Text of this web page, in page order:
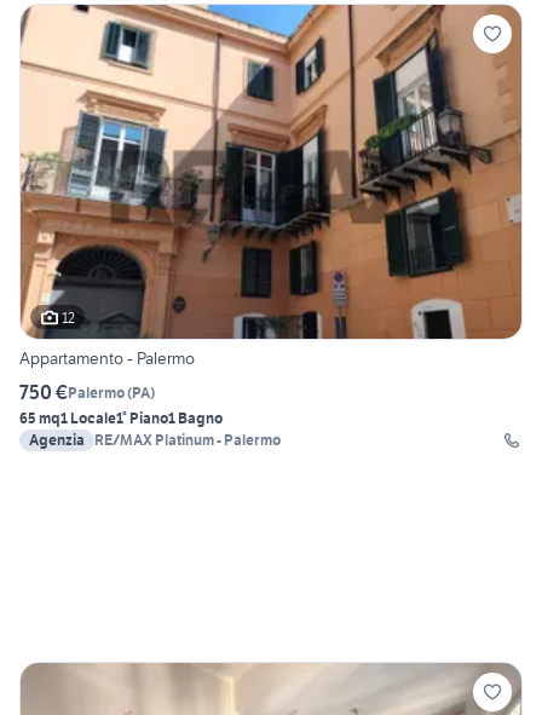
12
Appartamento - Palermo
750 €Palermo(PA)
65 mq1 Locale1° Piano1 Bagno
Agenzia
RE/MAX Platinum - Palermo